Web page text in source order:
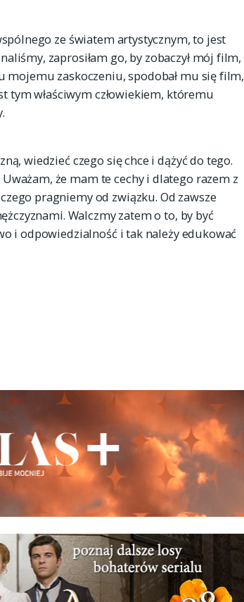
ze światem artystycznym, to jest
zaprosiłam go, by zobaczył mój film,
mojemu zaskoczeniu, spodobał mu się film,
tym właściwym człowiekiem, któremu
wiedzieć czego się chce i dążyć do tego.
że mam te cechy i dlatego razem z
pragniemy od związku. Od zawsze
Walczmy zatem o to, by być
i odpowiedzialność i tak należy edukować